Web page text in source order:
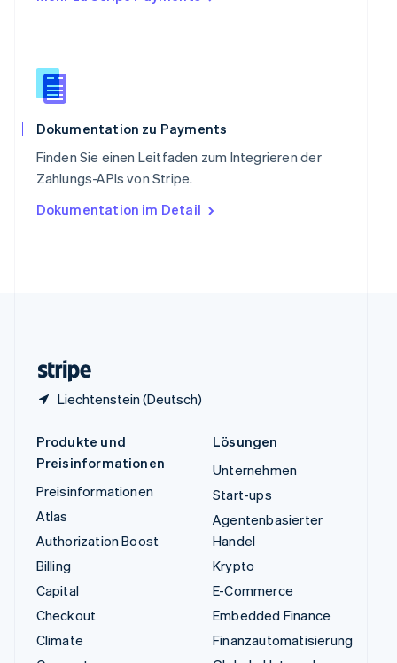
Dokumentation zu Payments
Finden Sie einen Leitfaden zum Integrieren der
Zahlungs-APIs von Stripe.
Dokumentation im Detail
Liechtenstein (Deutsch)
English
Spanien
Español
Thailand
Tschechische Republik
English
English
Produkte und
Preisinformationen
Preisinformationen
Atlas
Authorization Boost
Billing
Capital
Checkout
Climate
Lösungen
Unternehmen
Start-ups
Agentenbasierter
Handel
Krypto
E-Commerce
Embedded Finance
Finanzautomatisierung